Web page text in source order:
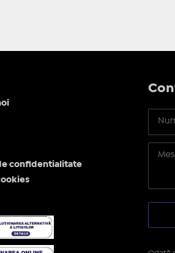
confidentialitate